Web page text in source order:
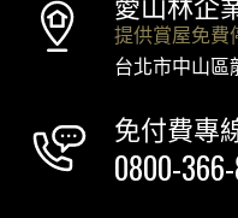
提供賞屋免費
台北市中山區
免付費專
0800-